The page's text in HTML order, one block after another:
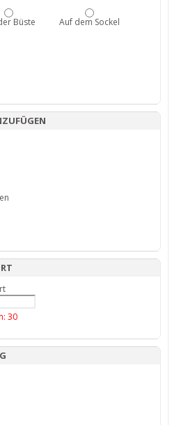
Büste Auf dem Sockel
30